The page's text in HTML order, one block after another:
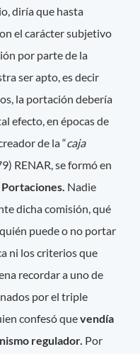
diría que hasta
el carácter subjetivo
por parte de la
ser apto, es decir
la portación debería
efecto, en épocas de
de la “caja
RENAR, se formó en
Nadie
dicha comisión, qué
puede o no portar
ni los criterios que
recordar a uno de
por el triple
confesó quevendía
regulador. Por